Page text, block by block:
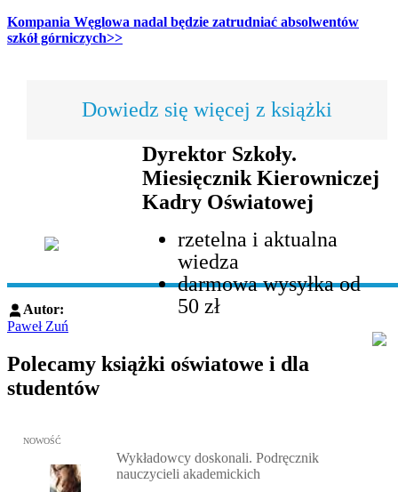
Kompania Węglowa nadal będzie zatrudniać absolwentów
szkół górniczych>>
Dowiedz się więcej z książki
Dyrektor Szkoły.
Miesięcznik Kierowniczej
Kadry Oświatowej
rzetelna i aktualna
wiedza
darmowa wysyłka od
50 zł
Autor:
Paweł Zuń
Polecamy książki oświatowe i dla
studentów
Przejdź do: Wykładowcy doskonali. Podręcznik nauczycieli
NOWOŚĆ
Wykładowcy doskonali. Podręcznik
nauczycieli akademickich